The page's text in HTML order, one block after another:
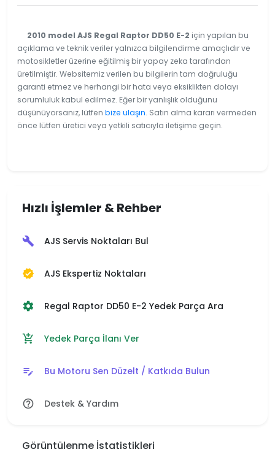
2010 model AJS Regal Raptor DD50 E-2 için yapılan bu
açıklama ve teknik veriler yalnızca bilgilendirme amaçlıdır ve
motosikletler üzerine eğitilmiş bir yapay zeka tarafından
üretilmiştir. Websitemiz verilen bu bilgilerin tam doğruluğu
garanti etmez ve herhangi bir hata veya eksiklikten dolayı
sorumluluk kabul edilmez. Eğer bir yanlışlık olduğunu
düşünüyorsanız, lütfen bize ulaşın. Satın alma kararı vermeden
önce lütfen üretici veya yetkili satıcıyla iletişime geçin.
Hızlı İşlemler & Rehber
build AJS Servis Noktaları Bul
verified AJS Ekspertiz Noktaları
settings Regal Raptor DD50 E-2 Yedek Parça Ara
add_shopping_cart Yedek Parça İlanı Ver
edit_note Bu Motoru Sen Düzelt / Katkıda Bulun
help_outline Destek & Yardım
Görüntülenme İstatistikleri